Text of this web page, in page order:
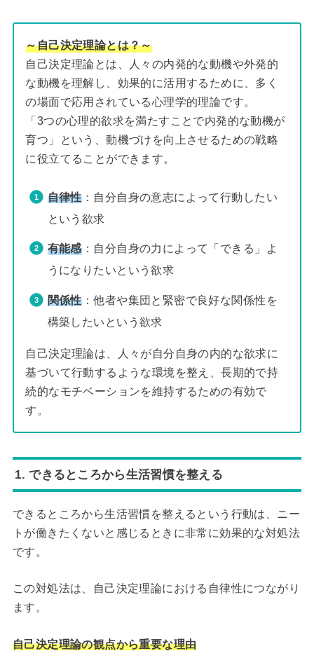
～自己決定理論とは？～
自己決定理論とは、人々の内発的な動機や外発的
な動機を理解し、効果的に活用するために、多く
の場面で応用されている心理学的理論です。
「3つの心理的欲求を満たすことで内発的な動機が
育つ」という、動機づけを向上させるための戦略
に役立てることができます。
自律性：自分自身の意志によって行動したい
という欲求
有能感：自分自身の力によって「できる」よ
うになりたいという欲求
関係性：他者や集団と緊密で良好な関係性を
構築したいという欲求
自己決定理論は、人々が自分自身の内的な欲求に
基づいて行動するような環境を整え、長期的で持
続的なモチベーションを維持するための有効で
す。
1. できるところから生活習慣を整える
できるところから生活習慣を整えるという行動は、ニー
トが働きたくないと感じるときに非常に効果的な対処法
です。
この対処法は、自己決定理論における自律性につながり
ます。
自己決定理論の観点から重要な理由